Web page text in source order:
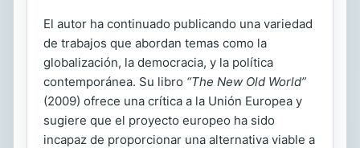
El autor ha continuado publicando una variedad
de trabajos que abordan temas como la
globalización, la democracia, y la política
contemporánea. Su libro “The New Old World”
(2009) ofrece una crítica a la Unión Europea y
sugiere que el proyecto europeo ha sido
incapaz de proporcionar una alternativa viable a